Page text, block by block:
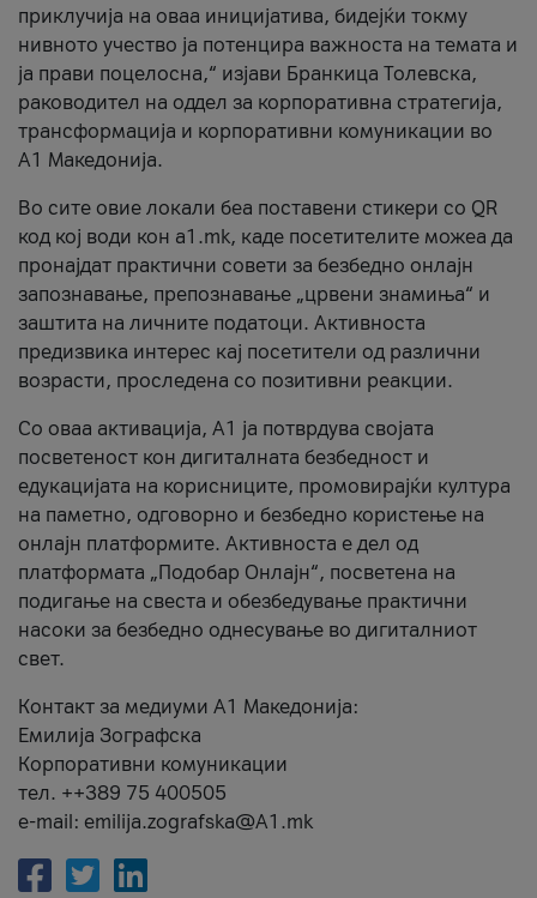
приклучија на оваа иницијатива, бидејќи токму
нивното учество ја потенцира важноста на темата и
ја прави поцелосна,“ изјави Бранкица Толевска,
раководител на оддел за корпоративна стратегија,
трансформација и корпоративни комуникации во
А1 Македонија.
Во сите овие локали беа поставени стикери со QR
код кој води кон a1.mk, каде посетителите можеа да
пронајдат практични совети за безбедно онлајн
запознавање, препознавање „црвени знамиња“ и
заштита на личните податоци. Активноста
предизвика интерес кај посетители од различни
возрасти, проследена со позитивни реакции.
Со оваа активација, А1 ја потврдува својата
посветеност кон дигиталната безбедност и
едукацијата на корисниците, промовирајќи култура
на паметно, одговорно и безбедно користење на
онлајн платформите. Активноста е дел од
платформата „Подобар Онлајн“, посветена на
подигање на свеста и обезбедување практични
насоки за безбедно однесување во дигиталниот
свет.
Контакт за медиуми А1 Македонија:
Емилија Зографска
Корпоративни комуникации
тел. ++389 75 400505
e-mail: emilija.zografska@A1.mk